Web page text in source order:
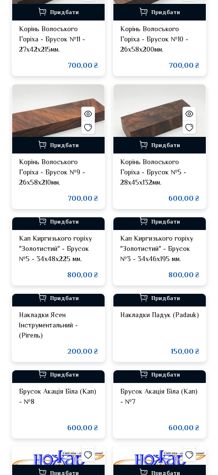
Придбати
Корінь Волоського
Горіха - Брусок №11 -
27х42х215мм.
700,00 ₴
Придбати
Корінь Волоського
Горіха - Брусок №10 -
26х58х200мм.
700,00 ₴
Придбати
Корінь Волоського
Горіха - Брусок №9 -
26х58х210мм.
700,00 ₴
Придбати
Корінь Волоського
Горіха - Брусок №5 -
28х45х132мм.
600,00 ₴
Придбати
Кап Киргизького горіху
"Золотистий" - Брусок
№5 - 34x48x225 мм.
800,00 ₴
Придбати
Кап Киргизького горіху
"Золотистий" - Брусок
№3 - 34x46x195 мм.
800,00 ₴
Придбати
Накладки Ясен
Інструментальний -
(Рігель)
200,00 ₴
Придбати
Накладки Падук (Padauk)
150,00 ₴
Придбати
Брусок Акація Біла (Кап)
- №8
600,00 ₴
Придбати
Брусок Акація Біла (Кап)
- №7
600,00 ₴
Придбати Придбати